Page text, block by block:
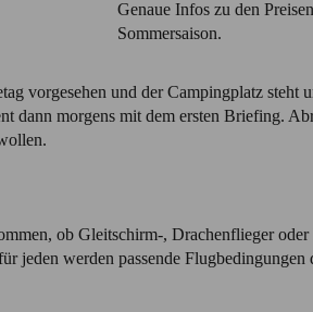
Genaue Infos zu den
Sommersaison.
vorgesehen und der Campingplatz steht
dann morgens mit dem ersten Briefing.
ob Gleitschirm-, Drachenflieger
jeden werden passende